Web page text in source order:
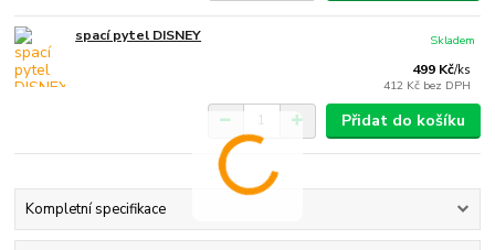
spací pytel DISNEY
499 Kč/ks
412 Kč bez DPH
Skladem
Přidat do košíku
Kompletní specifikace